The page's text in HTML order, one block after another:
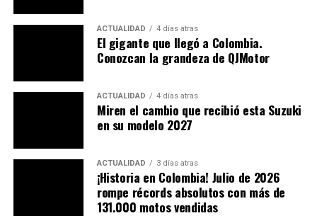
ACTUALIDAD 4 días atras
El gigante que llegó a Colombia.
Conozcan la grandeza de QJMotor
ACTUALIDAD 4 días atras
Miren el cambio que recibió esta Suzuki
en su modelo 2027
ACTUALIDAD 3 días atras
¡Historia en Colombia! Julio de 2026
rompe récords absolutos con más de
131.000 motos vendidas